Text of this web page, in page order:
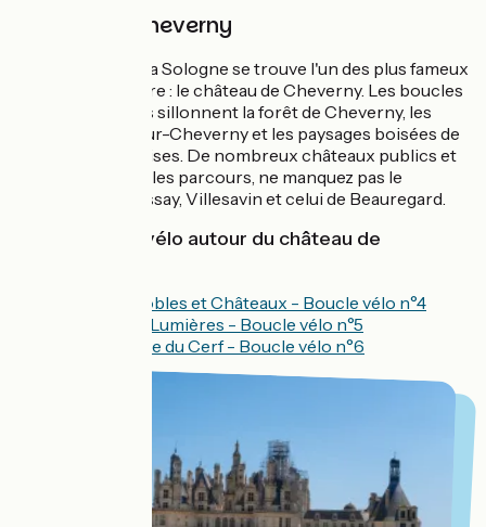
Autour de Cheverny
Dans l'Ouest de la Sologne se trouve l'un des plus fameux
château de la Loire : le château de Cheverny. Les boucles
à vélo proposées sillonnent la forêt de Cheverny, les
vignobles de Cour-Cheverny et les paysages boisées de
la Sologne blésoises. De nombreux châteaux publics et
privés égrainent les parcours, ne manquez pas le
château de Troussay, Villesavin et celui de Beauregard.
Les balades à vélo autour du château de
Entre vignobles et Châteaux - Boucle vélo n°4
Ombres et Lumières - Boucle vélo n°5
Au Royaume du Cerf - Boucle vélo n°6